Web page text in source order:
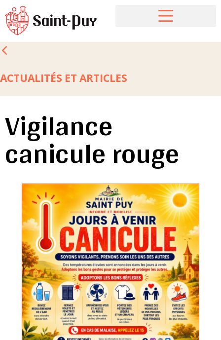
ACTUALITÉS ET ARTICLES
Vigilance
canicule rouge